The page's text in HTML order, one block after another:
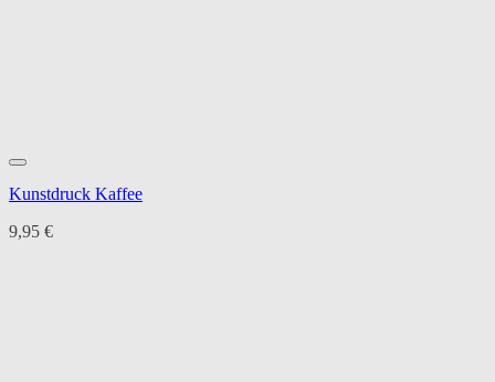
Kunstdruck Kaffee
9,95 €